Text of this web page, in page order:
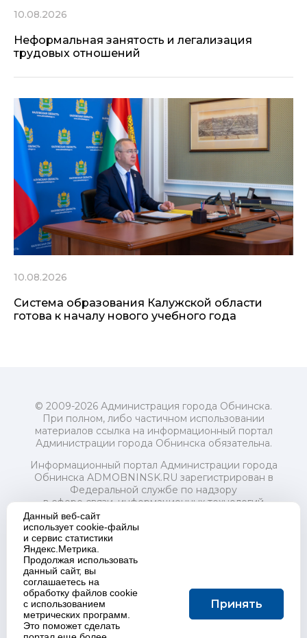
10.08.2026
Неформальная занятость и легализация
трудовых отношений
10.08.2026
Система образования Калужской области
готова к началу нового учебного года
© 2009-2026 Администрация города Обнинска.
При полном, либо частичном использовании
материалов ссылка на информационный портал
Администрации города Обнинска обязательна.
Информационный портал Администрации города
Обнинска ADMOBNINSK.RU зарегистрирован в
Федеральной службе по надзору
в сфере связи, информационных технологий
и массовых коммуникаций (Роскомнадзор) 24 июля
2018 года.
Свидетельство о регистрации Эл № ФС77-73321
Учредитель: Администрация (исполнительно-
распорядительный орган) городского округа "Город
Обнинск". Главный редактор: Байкова Е.А.
Адрес электронной почты Редакции:
redactor@admobninsk.ru
Телефон Редакции: +7 (484) 395-85-85
Настоящий ресурс содержит материалы 18+
Данный веб-сайт
использует cookie-файлы
и сервис статистики
Яндекс.Метрика.
Продолжая использовать
данный сайт, вы
соглашаетесь на
обработку файлов cookie
с использованием
метрических программ.
Это поможет сделать
Принять